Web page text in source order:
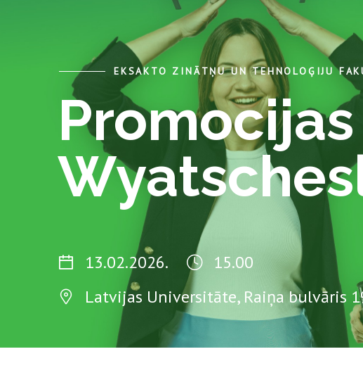
EKSAKTO ZINĀTŅU UN TEHNOLOĢIJU
13.02.2026.
15.00
Latvijas Universitāte, Raiņa bulvāris